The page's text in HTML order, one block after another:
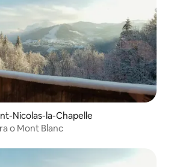
Nicolas-la-Chapelle
o Mont Blanc